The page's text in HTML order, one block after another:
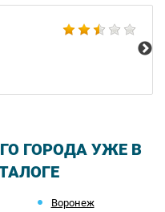
ГОРОДА УЖЕ В
Воронеж